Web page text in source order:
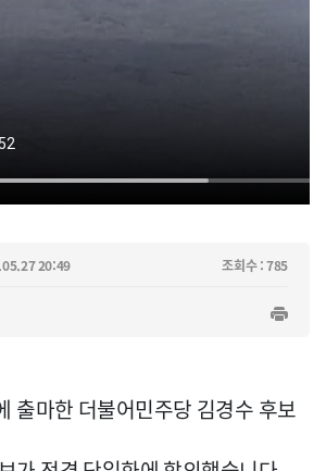
20:49 조회수 : 785
출마한 더불어민주당 김경수 후보